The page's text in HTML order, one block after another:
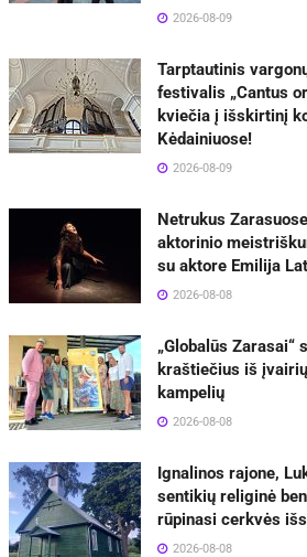
2026-08-09
Tarptautinis
festivalis „Cantus
kviečia į išskirtinį
Kėdainiuose!
2026-08-09
Netrukus
aktorinio
su aktore Emilija
2026-08-08
„Globalūs Zarasai“
kraštiečius iš
kampelių
2026-08-08
Ignalinos rajone,
sentikių religinė
rūpinasi cerkvės
2026-08-08